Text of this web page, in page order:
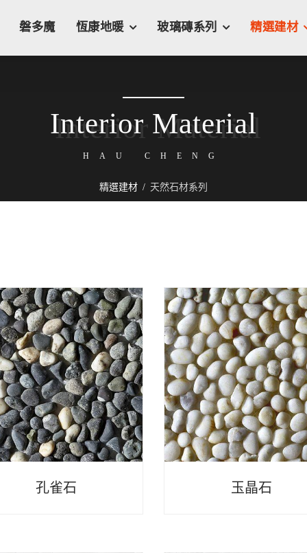
磐多魔 恆康地暖 玻璃磚系列 精選建材
Interior Material
HAU CHENG
精選建材 天然石材系列
孔雀石 玉晶石